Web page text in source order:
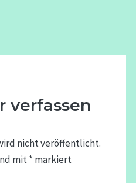
verfassen
nicht veröffentlicht.
mit* markiert